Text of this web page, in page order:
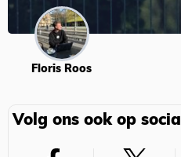
Floris Roos
Volg ons ook op social